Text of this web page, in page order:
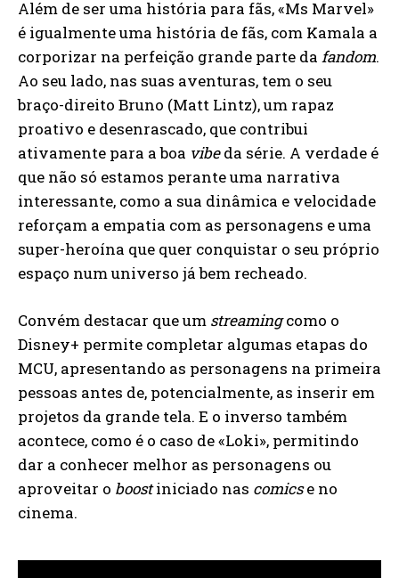
Além de ser uma história para fãs, «Ms Marvel»
é igualmente uma história de fãs, com Kamala a
corporizar na perfeição grande parte da fandom.
Ao seu lado, nas suas aventuras, tem o seu
braço-direito Bruno (Matt Lintz), um rapaz
proativo e desenrascado, que contribui
ativamente para a boa vibeda série. A verdade é
que não só estamos perante uma narrativa
interessante, como a sua dinâmica e velocidade
reforçam a empatia com as personagens e uma
super-heroína que quer conquistar o seu próprio
espaço num universo já bem recheado.
Convém destacar que um streamingcomo o
Disney+ permite completar algumas etapas do
MCU, apresentando as personagens na primeira
pessoas antes de, potencialmente, as inserir em
projetos da grande tela. E o inverso também
acontece, como é o caso de «Loki», permitindo
dar a conhecer melhor as personagens ou
aproveitar o boostiniciado nas comicse no
cinema.